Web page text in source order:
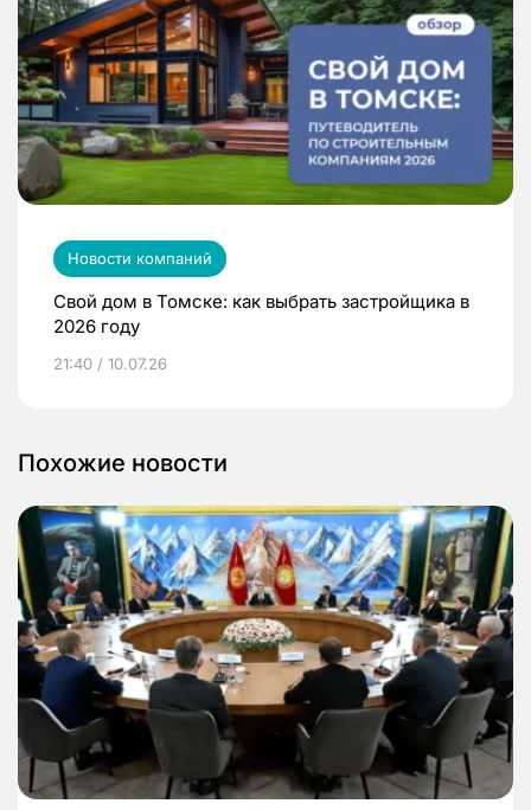
Новости компаний
Свой дом в Томске: как выбрать застройщика в
2026 году
21:40 / 10.07.26
Похожие новости